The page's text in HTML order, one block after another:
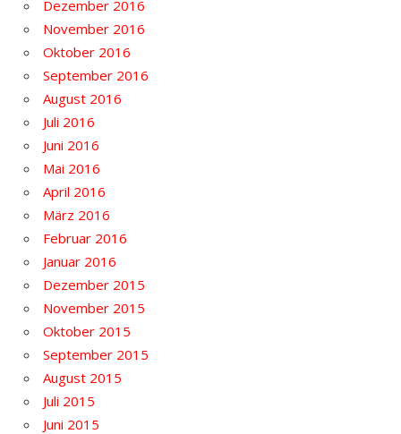
Dezember 2016
November 2016
Oktober 2016
September 2016
August 2016
Juli 2016
Juni 2016
Mai 2016
April 2016
März 2016
Februar 2016
Januar 2016
Dezember 2015
November 2015
Oktober 2015
September 2015
August 2015
Juli 2015
Juni 2015